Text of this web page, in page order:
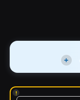
+
!